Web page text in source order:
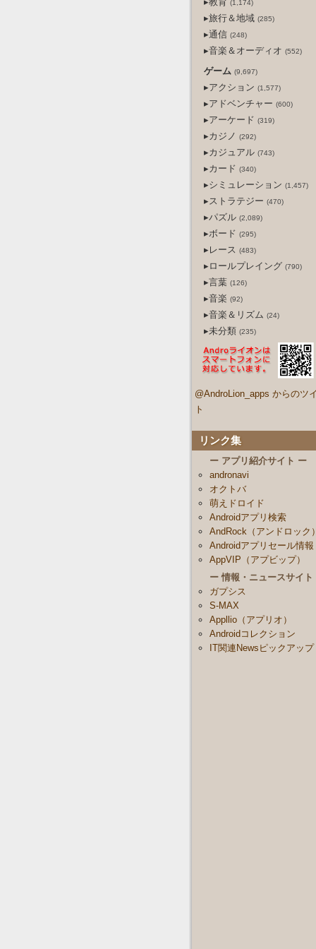
(1,174)
▸旅行＆地域 (285)
▸通信 (248)
▸音楽＆オーディオ (552)
ゲーム (9,697)
▸アクション (1,577)
▸アドベンチャー (600)
▸アーケード (319)
▸カジノ (292)
▸カジュアル (743)
▸カード (340)
▸シミュレーション (1,457)
▸ストラテジー (470)
▸パズル (2,089)
▸ボード (295)
▸レース (483)
▸ロールプレイング (790)
▸言葉 (126)
▸音楽 (92)
▸音楽＆リズム (24)
▸未分類 (235)
@AndroLion_apps からのツ
ト
リンク集
ー アプリ紹介サイト ー
andronavi
オクトバ
萌えドロイド
Androidアプリ検索
AndRock（アンドロック
Androidアプリセール情報
AppVIP（アプビップ）
ー 情報・ニュースサイト
ガプシス
S-MAX
Appllio（アプリオ）
Androidコレクション
IT関連Newsピックアップ